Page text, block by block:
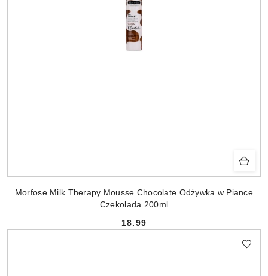
Morfose Milk Therapy Mousse Chocolate Odżywka w Piance
Czekolada 200ml
Cena:
18.99